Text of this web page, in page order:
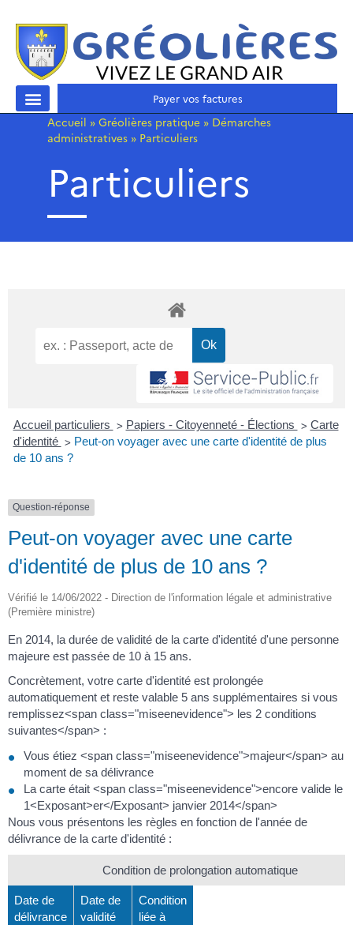
Payer vos factures
Accueil » Gréolières pratique » Démarches
administratives » Particuliers
Particuliers
Accueil particuliers > Papiers - Citoyenneté - Élections > Carte
d'identité > Peut-on voyager avec une carte d'identité de plus
de 10 ans ?
Question-réponse
Peut-on voyager avec une carte
d'identité de plus de 10 ans ?
Vérifié le 14/06/2022 - Direction de l'information légale et administrative
(Première ministre)
En 2014, la durée de validité de la carte d'identité d'une personne
majeure est passée de 10 à 15 ans.
Concrètement, votre carte d'identité est prolongée
automatiquement et reste valable 5 ans supplémentaires si vous
remplissez<span class="miseenevidence"> les 2 conditions
suivantes</span> :
Vous étiez <span class="miseenevidence">majeur</span> au
moment de sa délivrance
La carte était <span class="miseenevidence">encore valide le
1<Exposant>er</Exposant> janvier 2014</span>
Nous vous présentons les règles en fonction de l'année de
délivrance de la carte d'identité :
Condition de prolongation automatique
Date de
délivrance
Date de
validité
Condition
liée à